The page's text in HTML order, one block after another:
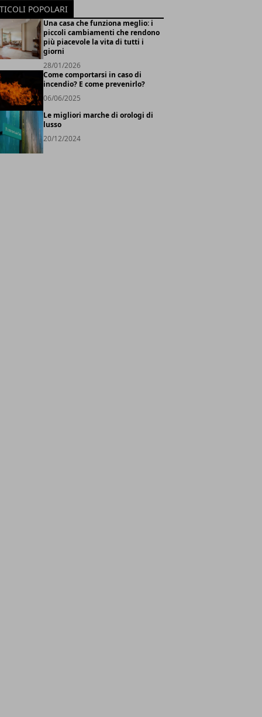
POPOLARI
Una casa che funziona meglio: i
piccoli cambiamenti che rendono
più piacevole la vita di tutti i
giorni
28/01/2026
Come comportarsi in caso di
incendio? E come prevenirlo?
06/06/2025
Le migliori marche di orologi di
lusso
20/12/2024